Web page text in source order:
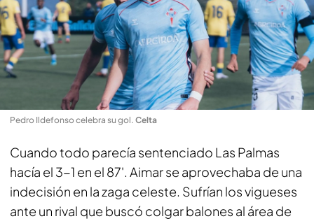
Pedro Ildefonso celebra su gol. Celta
Cuando todo parecía sentenciado Las Palmas
hacía el 3-1 en el 87'. Aimar se aprovechaba de una
indecisión en la zaga celeste. Sufrían los vigueses
ante un rival que buscó colgar balones al área de